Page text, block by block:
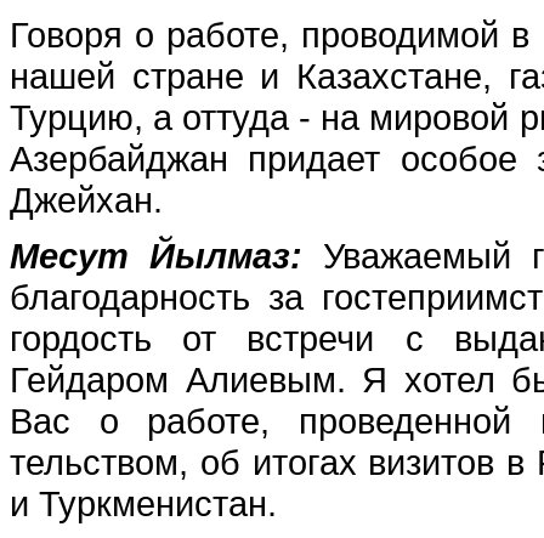
Говоря о работе, проводи­мой
нашей стране и Казахстане,
Тур­цию, а оттуда - на мировой
Азербайд­жан придает
Джейхан.
Месут Йылмаз: Уважаемый
благодарность за
гордость от встречи с
Гейдаром Алиевым. Я хотел
Вас о работе,
тельством, об итогах
и Туркменистан.